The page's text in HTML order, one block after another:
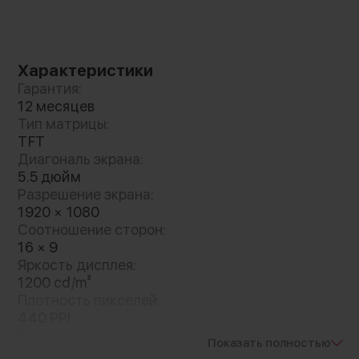
Характеристики
Гарантия:
12 месяцев
Тип матрицы:
TFT
Диагональ экрана:
5.5 дюйм
Разрешение экрана:
1920 × 1080
Соотношение сторон:
16 × 9
Яркость дисплея:
1200 cd/m²
Показать полностью